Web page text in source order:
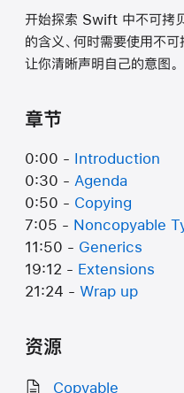
开始探索 Swift 中不可拷
的含义、何时需要使用不
让你清晰声明自己的意图。
章节
0:00 - Introduction
0:30 - Agenda
0:50 - Copying
7:05 - Noncopyable
11:50 - Generics
19:12 - Extensions
21:24 - Wrap up
资源
Copyable